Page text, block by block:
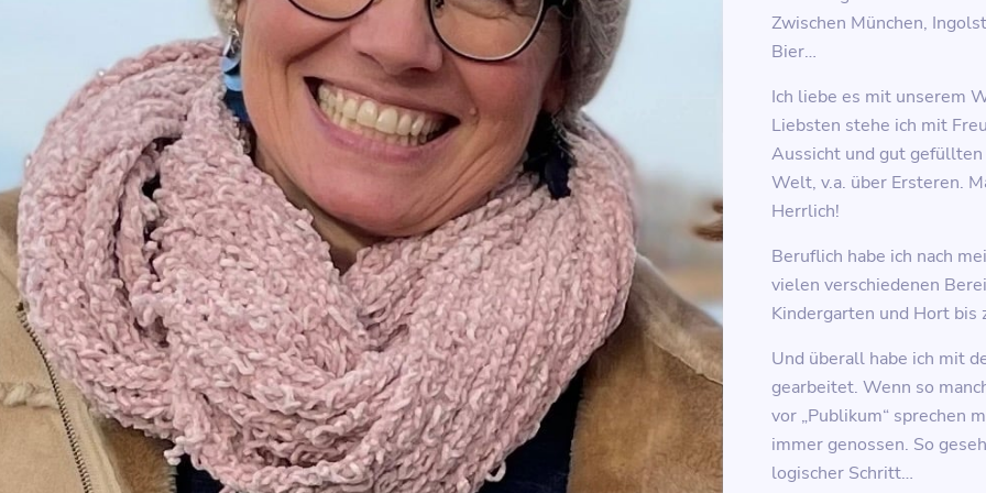
Zwischen München,
Bier…
Ich liebe es mit unserem
Liebsten stehe ich mit
Aussicht und gut
Welt, v.a. über Ersteren.
Herrlich!
Beruflich habe ich nach
vielen verschiedenen
Kindergarten und Hort bis
Und überall habe ich mit
gearbeitet. Wenn so
vor „Publikum“ sprechen
immer genossen. So
logischer Schritt…